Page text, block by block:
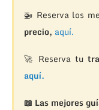
🚁 Reserva los
precio, aquí.
🚀 Reserva tu
aquí.
📖 Las mejores